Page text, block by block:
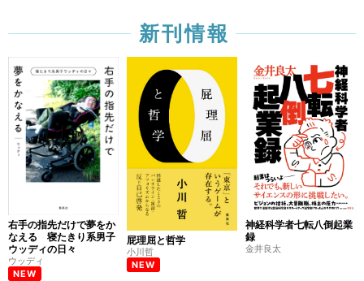
新刊情報
右手の指先だけで夢をか
なえる 寝たきり系男子
ウッディの日々
ウッディ
NEW
屁理屈と哲学
小川哲
NEW
神経科学者七転八倒起業
録
金井良太